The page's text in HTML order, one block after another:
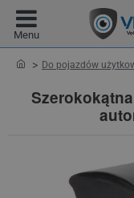
homeDo pojazdów